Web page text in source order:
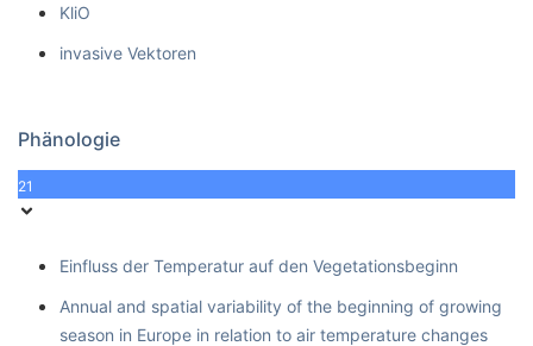
KliO
invasive Vektoren
Phänologie
21
Einfluss der Temperatur auf den Vegetationsbeginn
Annual and spatial variability of the beginning of growing
season in Europe in relation to air temperature changes